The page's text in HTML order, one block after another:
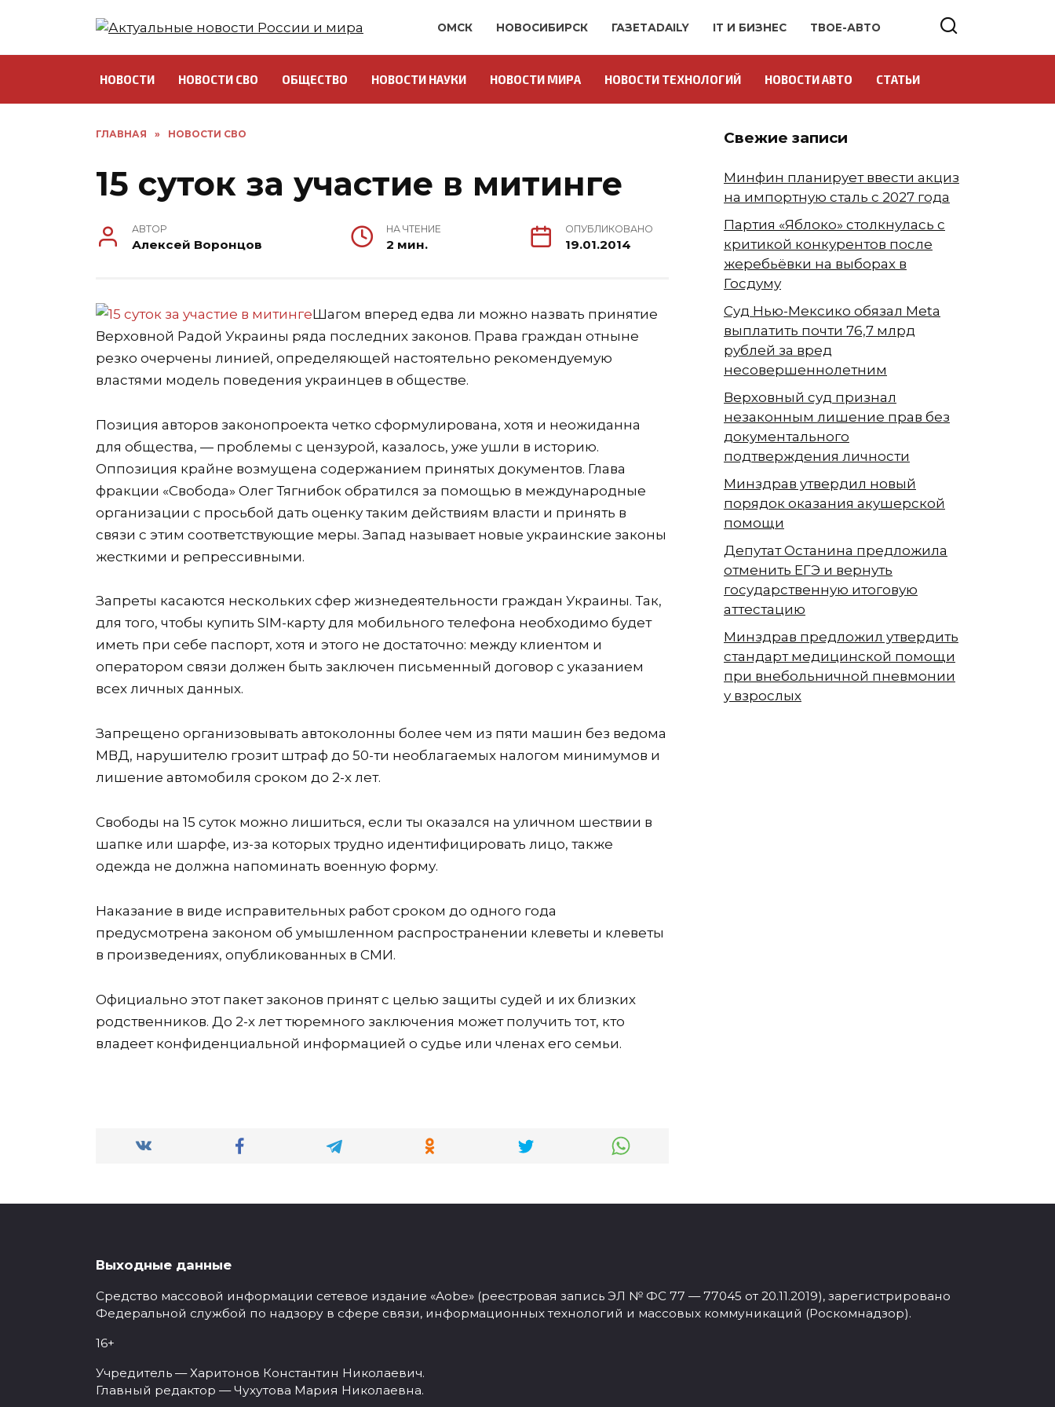
ОМСК НОВОСИБИРСК ГАЗЕТАDAILY IT И БИЗНЕС ТВОЕ-АВТО
НОВОСТИ НОВОСТИ СВО ОБЩЕСТВО НОВОСТИ НАУКИ НОВОСТИ МИРА НОВОСТИ ТЕХНОЛОГИЙ НОВОСТИ АВТО СТАТЬИ
ГЛАВНАЯ » НОВОСТИ СВО
15 суток за участие в митинге
АВТОР
Алексей Воронцов
НА ЧТЕНИЕ
2 мин.
ОПУБЛИКОВАНО
19.01.2014
Шагом вперед едва ли можно назвать принятие
Верховной Радой Украины ряда последних законов. Права граждан отныне
резко очерчены линией, определяющей настоятельно рекомендуемую
властями модель поведения украинцев в обществе.
Позиция авторов законопроекта четко сформулирована, хотя и неожиданна
для общества, — проблемы с цензурой, казалось, уже ушли в историю.
Оппозиция крайне возмущена содержанием принятых документов. Глава
фракции «Свобода» Олег Тягнибок обратился за помощью в международные
организации с просьбой дать оценку таким действиям власти и принять в
связи с этим соответствующие меры. Запад называет новые украинские законы
жесткими и репрессивными.
Запреты касаются нескольких сфер жизнедеятельности граждан Украины. Так,
для того, чтобы купить SIM-карту для мобильного телефона необходимо будет
иметь при себе паспорт, хотя и этого не достаточно: между клиентом и
оператором связи должен быть заключен письменный договор с указанием
всех личных данных.
Запрещено организовывать автоколонны более чем из пяти машин без ведома
МВД, нарушителю грозит штраф до 50-ти необлагаемых налогом минимумов и
лишение автомобиля сроком до 2-х лет.
Свободы на 15 суток можно лишиться, если ты оказался на уличном шествии в
шапке или шарфе, из-за которых трудно идентифицировать лицо, также
одежда не должна напоминать военную форму.
Наказание в виде исправительных работ сроком до одного года
предусмотрена законом об умышленном распространении клеветы и клеветы
в произведениях, опубликованных в СМИ.
Официально этот пакет законов принят с целью защиты судей и их близких
родственников. До 2-х лет тюремного заключения может получить тот, кто
владеет конфиденциальной информацией о судье или членах его семьи.
Свежие записи
Минфин планирует ввести акциз
на импортную сталь с 2027 года
Партия «Яблоко» столкнулась с
критикой конкурентов после
жеребьёвки на выборах в
Госдуму
Суд Нью-Мексико обязал Meta
выплатить почти 76,7 млрд
рублей за вред
несовершеннолетним
Верховный суд признал
незаконным лишение прав без
документального
подтверждения личности
Минздрав утвердил новый
порядок оказания акушерской
помощи
Депутат Останина предложила
отменить ЕГЭ и вернуть
государственную итоговую
аттестацию
Минздрав предложил утвердить
стандарт медицинской помощи
при внебольничной пневмонии
у взрослых
Выходные данные
Средство массовой информации сетевое издание «Aobe» (реестровая запись ЭЛ № ФС 77 — 77045 от 20.11.2019), зарегистрировано
Федеральной службой по надзору в сфере связи, информационных технологий и массовых коммуникаций (Роскомнадзор).
16+
Учредитель — Харитонов Константин Николаевич.
Главный редактор — Чухутова Мария Николаевна.